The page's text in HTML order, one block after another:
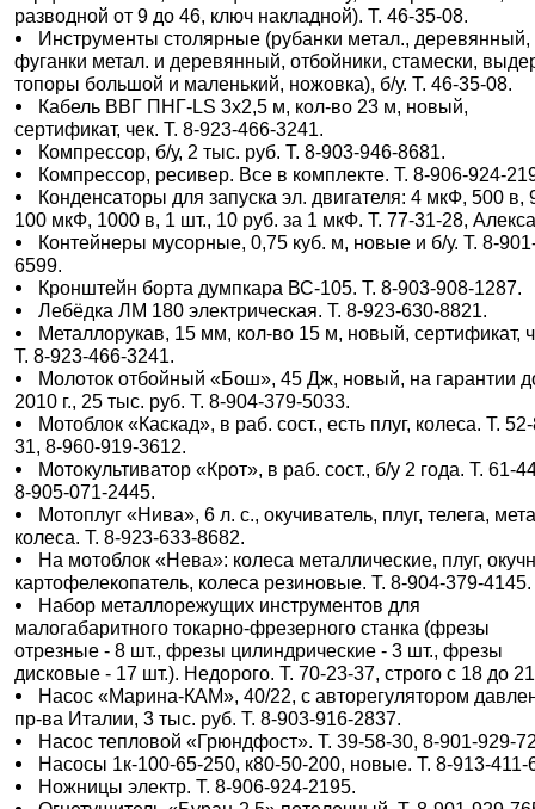
разводной от 9 до 46, ключ накладной). Т. 46-35-08.
Инструменты столярные (рубанки метал., деревянный,
фуганки метал. и деревянный, отбойники, стамески,
топоры большой и маленький, ножовка), б/у. Т. 46-35-08.
Кабель ВВГ ПНГ-LS 3х2,5 м, кол-во 23 м, новый,
сертификат, чек. Т. 8-923-466-3241.
Компрессор, б/у, 2 тыс. руб. Т. 8-903-946-8681.
Компрессор, ресивер. Все в комплекте. Т. 8-906-924-
Конденсаторы для запуска эл. двигателя: 4 мкФ, 500 в,
100 мкФ, 1000 в, 1 шт., 10 руб. за 1 мкФ. Т. 77-31-28,
Контейнеры мусорные, 0,75 куб. м, новые и б/у. Т. 8-
6599.
Кронштейн борта думпкара ВС-105. Т. 8-903-908-1287.
Лебёдка ЛМ 180 электрическая. Т. 8-923-630-8821.
Металлорукав, 15 мм, кол-во 15 м, новый, сертификат,
Т. 8-923-466-3241.
Молоток отбойный «Бош», 45 Дж, новый, на гарантии
2010 г., 25 тыс. руб. Т. 8-904-379-5033.
Мотоблок «Каскад», в раб. сост., есть плуг, колеса. Т.
31, 8-960-919-3612.
Мотокультиватор «Крот», в раб. сост., б/у 2 года. Т. 61-
8-905-071-2445.
Мотоплуг «Нива», 6 л. с., окучиватель, плуг, телега,
колеса. Т. 8-923-633-8682.
На мотоблок «Нева»: колеса металлические, плуг,
картофелекопатель, колеса резиновые. Т. 8-904-379-4145.
Набор металлорежущих инструментов для
малогабаритного токарно-фрезерного станка (фрезы
отрезные - 8 шт., фрезы цилиндрические - 3 шт., фрезы
дисковые - 17 шт.). Недорого. Т. 70-23-37, строго с 18 до
Насос «Марина-КАМ», 40/22, с авторегулятором
пр-ва Италии, 3 тыс. руб. Т. 8-903-916-2837.
Насос тепловой «Грюндфост». Т. 39-58-30, 8-901-929-
Насосы 1к-100-65-250, к80-50-200, новые. Т. 8-913-411-
Ножницы электр. Т. 8-906-924-2195.